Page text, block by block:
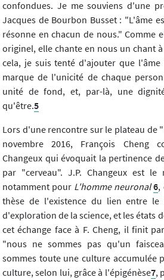
confondues. Je me souviens d'une
Jacques de Bourbon Busset : "L'âme
résonne en chacun de nous." Comme
originel, elle chante en nous un chant
cela, je suis tenté d'ajouter que l'âme
marque de l'unicité de chaque
unité de fond, et, par-là, une
qu'être.5
Lors d'une rencontre sur le plateau de
novembre 2016, François Cheng
Changeux qui évoquait la pertinence
par "cerveau". J.P. Changeux est le
notamment pour L'homme neuronal6,
thèse de l'existence du lien entre le
d'exploration de la science, et les états
cet échange face à F. Cheng, il finit
"nous ne sommes pas qu'un
sommes toute une culture accumulée
culture, selon lui, grâce à l'épigénèse7,